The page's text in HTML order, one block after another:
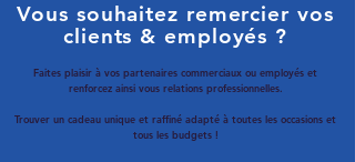
Vous souhaitez remercier vos
clients & employés ?
Faites plaisir à vos partenaires commerciaux ou employés et
renforcez ainsi vous relations professionnelles.
Trouver un cadeau unique et raffiné adapté à toutes les occasions et
tous les budgets !